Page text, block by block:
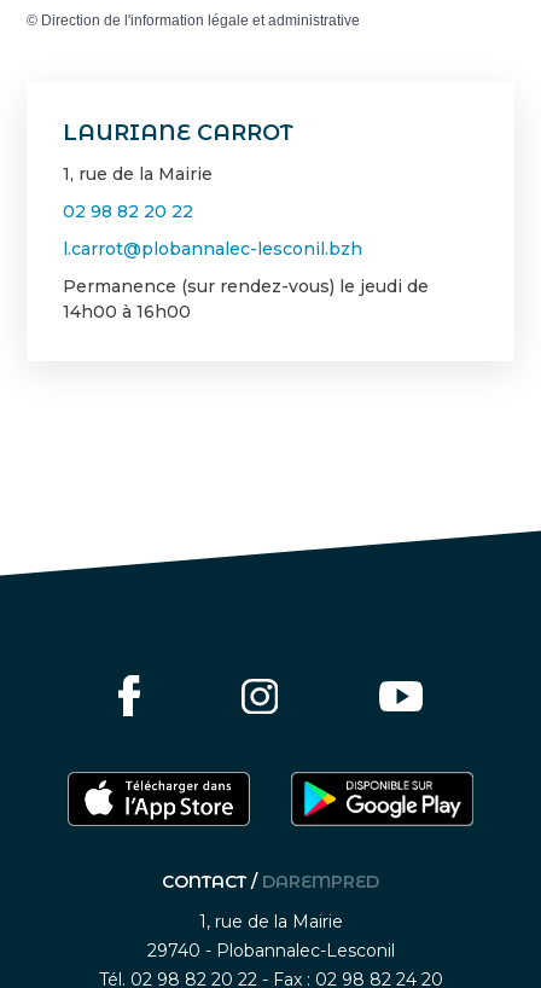
LAURIANE CARROT
1, rue de la Mairie
02 98 82 20 22
l.carrot@plobannalec-lesconil.bzh
Permanence (sur rendez-vous) le jeudi de
14h00 à 16h00
© Direction de l'information légale et administrative
CONTACT / DAREMPRED
1, rue de la Mairie
29740 - Plobannalec-Lesconil
Tél. 02 98 82 20 22 - Fax : 02 98 82 24 20